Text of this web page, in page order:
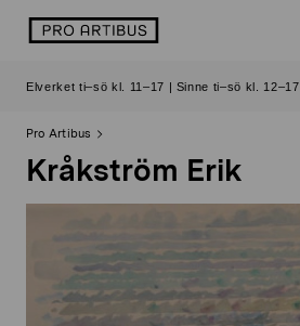
logo
Elverket ti–sö kl. 11–17 | Sinne ti–sö kl. 12–17
Pro Artibus
Kråkström Erik